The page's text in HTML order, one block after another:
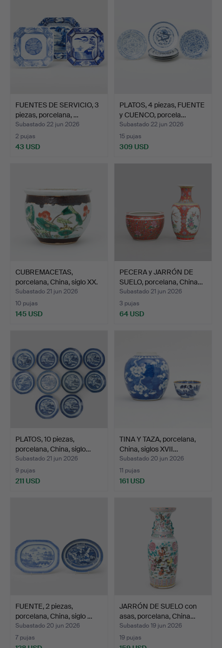
FUENTES DE SERVICIO, 3
piezas, porcelana, …
Subastado 22 jun 2026
2 pujas
43 USD
PLATOS, 4 piezas, FUENTE
y CUENCO, porcela…
Subastado 22 jun 2026
15 pujas
309 USD
CUBREMACETAS,
porcelana, China, siglo XX.
Subastado 21 jun 2026
10 pujas
145 USD
PECERA y JARRÓN DE
SUELO, porcelana, China…
Subastado 21 jun 2026
3 pujas
64 USD
PLATOS, 10 piezas,
porcelana, China, siglo…
Subastado 21 jun 2026
9 pujas
211 USD
TINA Y TAZA, porcelana,
China, siglos XVII…
Subastado 20 jun 2026
11 pujas
161 USD
FUENTE, 2 piezas,
porcelana, China, siglo …
Subastado 20 jun 2026
7 pujas
JARRÓN DE SUELO con
asas, porcelana, China…
Subastado 19 jun 2026
19 pujas